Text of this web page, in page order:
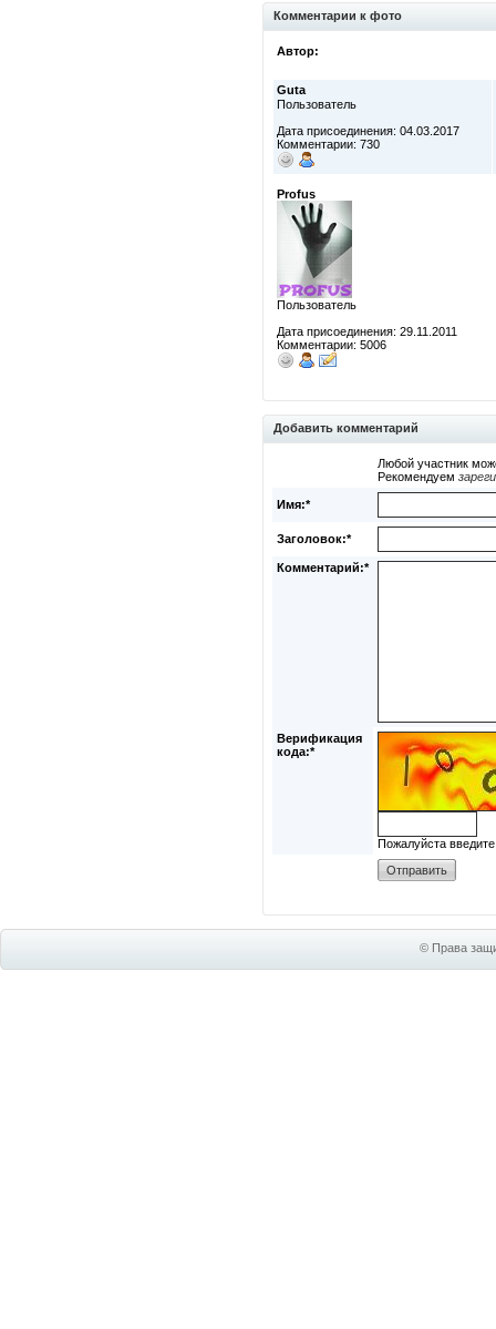
Комментарии к фото
Автор:
Guta
Пользователь
Дата присоединения: 04.03.2017
Комментарии: 730
Profus
Пользователь
Дата присоединения: 29.11.2011
Комментарии: 5006
Добавить комментарий
Любой участник
Рекомендуем
Имя:*
Заголовок:*
Комментарий:*
Верификация
кода:*
Пожалуйста
© Права